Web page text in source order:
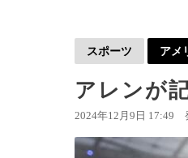
スポーツ アメ
アレンが
2024年12月9日 17:49